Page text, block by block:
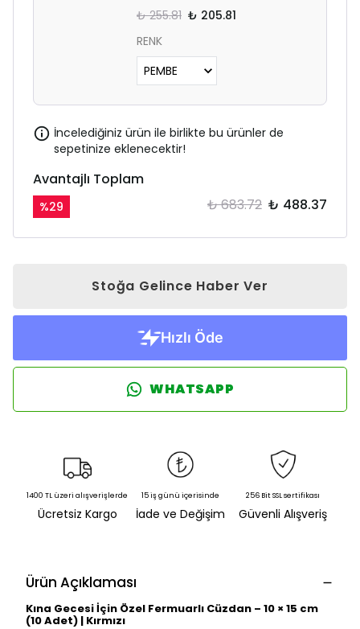
₺ 255.81 ₺ 205.81
RENK
İncelediğiniz ürün ile birlikte bu ürünler de
sepetinize eklenecektir!
Avantajlı Toplam
%29 ₺ 683.72 ₺ 488.37
Stoğa Gelince Haber Ver
WHATSAPP
1400 TL üzeri alışverişlerde
Ücretsiz Kargo
15 iş günü içerisinde
İade ve Değişim
256 Bit SSL sertifikası
Güvenli Alışveriş
Ürün Açıklaması
Kına Gecesi İçin Özel Fermuarlı Cüzdan – 10 × 15 cm
(10 Adet) | Kırmızı